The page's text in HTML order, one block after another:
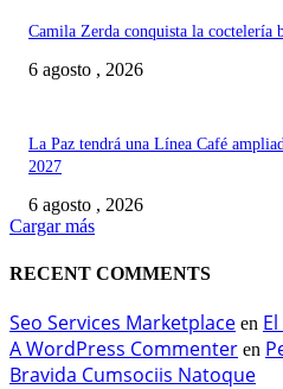
Camila Zerda conquista la
6 agosto , 2026
La Paz tendrá una Línea Café
2027
6 agosto , 2026
Cargar más
RECENT COMMENTS
Seo Services Marketplace en
A WordPress Commenter en
Bravida Cumsociis Natoque